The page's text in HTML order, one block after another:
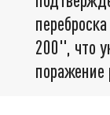
200", что
поражение